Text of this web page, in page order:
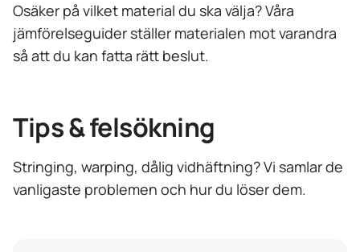
Osäker på vilket material du ska välja? Våra
jämförelseguider ställer materialen mot varandra
så att du kan fatta rätt beslut.
Tips & felsökning
Stringing, warping, dålig vidhäftning? Vi samlar de
vanligaste problemen och hur du löser dem.